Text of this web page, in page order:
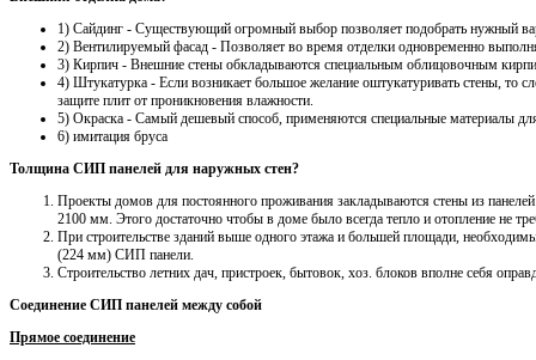
1) Сайдинг - Существующий огромный выбор позволяет подобрать нужный
2) Вентилируемый фасад - Позволяет во время отделки одновременно
3) Кирпич - Внешние стены обкладываются специальным облицовочным
4) Штукатурка - Если возникает большое желание оштукатуривать стены, то
защите плит от проникновения влажности.
5) Окраска - Самый дешевый способ, применяются специальные материалы
6) имитация бруса
Толщина СИП панелей для наружных стен?
Проекты домов для постоянного проживания закладываются стены из
2100 мм. Этого достаточно чтобы в доме было всегда тепло и отопление не
При строительстве зданий выше одного этажа и большей площади,
(224 мм) СИП панели.
Строительство летних дач, пристроек, бытовок, хоз. блоков вполне себя
Соединение СИП панелей между собой
Прямое соединение